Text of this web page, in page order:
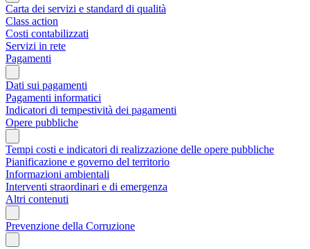
Carta dei servizi e standard di qualità
Class action
Costi contabilizzati
Servizi in rete
Pagamenti
Dati sui pagamenti
Pagamenti informatici
Indicatori di tempestività dei pagamenti
Opere pubbliche
Tempi costi e indicatori di realizzazione delle opere pubbliche
Pianificazione e governo del territorio
Informazioni ambientali
Interventi straordinari e di emergenza
Altri contenuti
Prevenzione della Corruzione